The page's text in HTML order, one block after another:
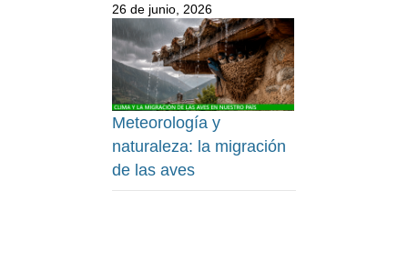
26 de junio, 2026
Meteorología y
naturaleza: la migración
de las aves